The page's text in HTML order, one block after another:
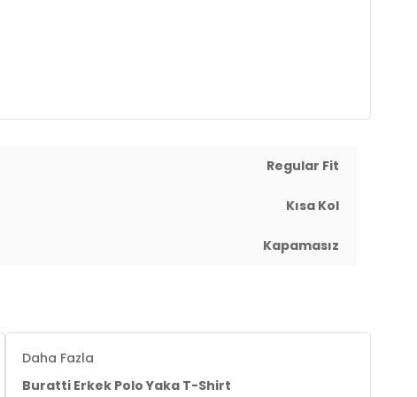
Regular Fit
Kısa Kol
Kapamasız
Daha Fazla
Buratti Erkek Polo Yaka T-Shirt